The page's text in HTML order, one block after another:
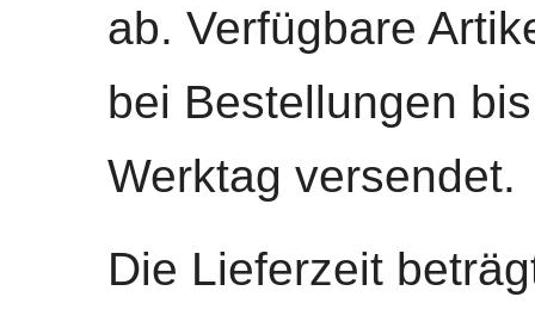
ab. Verfügbare
bei Bestellungen
Werktag versendet.
Die Lieferzeit